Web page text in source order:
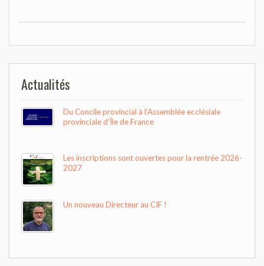
Actualités
Du Concile provincial à l’Assemblée ecclésiale
provinciale d’Île de France
Les inscriptions sont ouvertes pour la rentrée 2026-
2027
Un nouveau Directeur au CIF !